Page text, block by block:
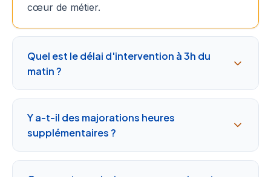
cœur de métier.
Quel est le délai d'intervention à 3h du
matin ?
Y a-t-il des majorations heures
supplémentaires ?